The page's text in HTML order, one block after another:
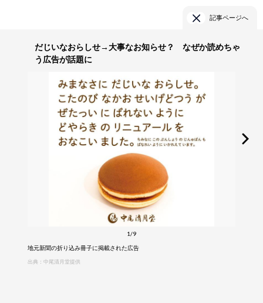
記事ページへ
だじいなおらしせ→大事なお知らせ？ なぜか読めちゃ
う広告が話題に
1/9
地元新聞の折り込み冊子に掲載された広告
出典：中尾清月堂提供